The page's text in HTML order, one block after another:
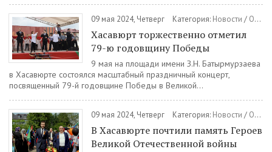
09 мая 2024, Четверг Категория: Новости / Общество
Хасавюрт торжественно отметил
79-ю годовщину Победы
9 мая на площади имени З.Н. Батырмурзаева
в Хасавюрте состоялся масштабный праздничный концерт,
посвященный 79-й годовщине Победы в Великой...
09 мая 2024, Четверг Категория: Новости / Общество
В Хасавюрте почтили память Героев
Великой Отечественной войны